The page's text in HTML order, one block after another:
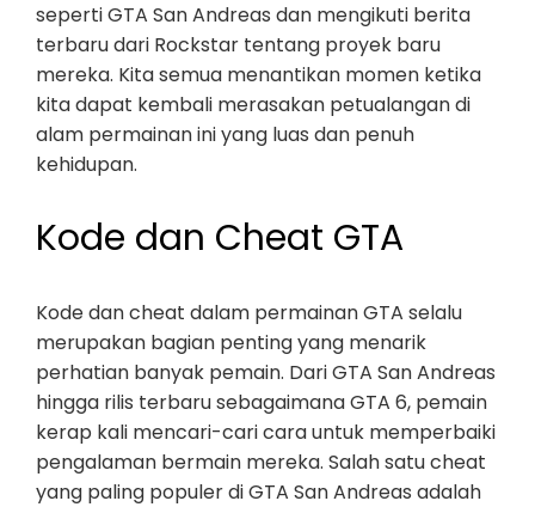
seperti GTA San Andreas dan mengikuti berita
terbaru dari Rockstar tentang proyek baru
mereka. Kita semua menantikan momen ketika
kita dapat kembali merasakan petualangan di
alam permainan ini yang luas dan penuh
kehidupan.
Kode dan Cheat GTA
Kode dan cheat dalam permainan GTA selalu
merupakan bagian penting yang menarik
perhatian banyak pemain. Dari GTA San Andreas
hingga rilis terbaru sebagaimana GTA 6, pemain
kerap kali mencari-cari cara untuk memperbaiki
pengalaman bermain mereka. Salah satu cheat
yang paling populer di GTA San Andreas adalah